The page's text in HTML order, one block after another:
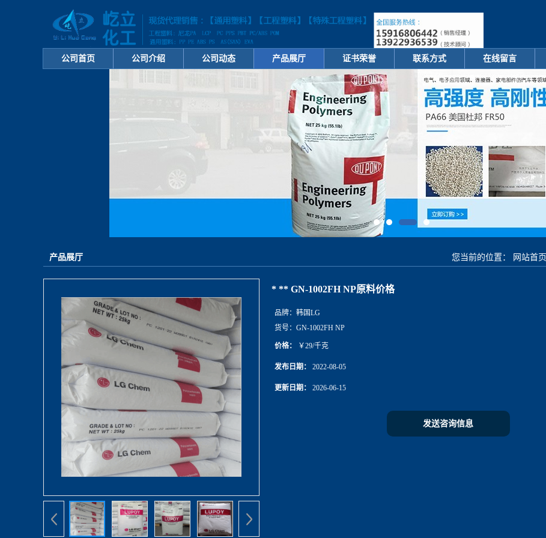
公司首页 公司介绍 公司动态 产品展厅 证书荣誉 联系方式 在线留言
产品展厅 您当前的位置： 网站首页
* ** GN-1002FH NP原料价格
品牌： 韩国LG
货号： GN-1002FH NP
价格： ￥29/千克
发布日期： 2022-08-05
更新日期： 2026-06-15
发送咨询信息